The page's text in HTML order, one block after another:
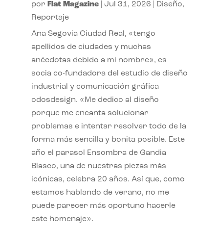
por Flat Magazine| Jul 31, 2026 Diseño,
Reportaje
Ana Segovia Ciudad Real, «tengo
apellidos de ciudades y muchas
anécdotas debido a mi nombre», es
socia co-fundadora del estudio de diseño
industrial y comunicación gráfica
odosdesign. «Me dedico al diseño
porque me encanta solucionar
problemas e intentar resolver todo de la
forma más sencilla y bonita posible. Este
año el parasol Ensombra de Gandia
Blasco, una de nuestras piezas más
icónicas, celebra 20 años. Así que, como
estamos hablando de verano, no me
puede parecer más oportuno hacerle
este homenaje».